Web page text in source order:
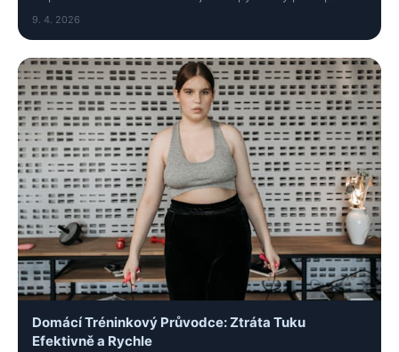
trávení a více energie každý den!
9. 4. 2026
Domácí Tréninkový Průvodce: Ztráta Tuku
Efektivně a Rychle